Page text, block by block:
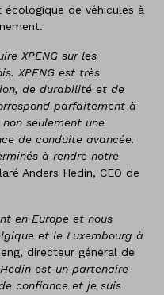
de véhicules à
XPENG sur les
XPENG est très
de durabilité et de
parfaitement à
seulement une
de conduite avancée.
à rendre notre
Anders Hedin, CEO de
en Europe et nous
et le Luxembourg à
directeur général de
est un partenaire
confiance et je suis